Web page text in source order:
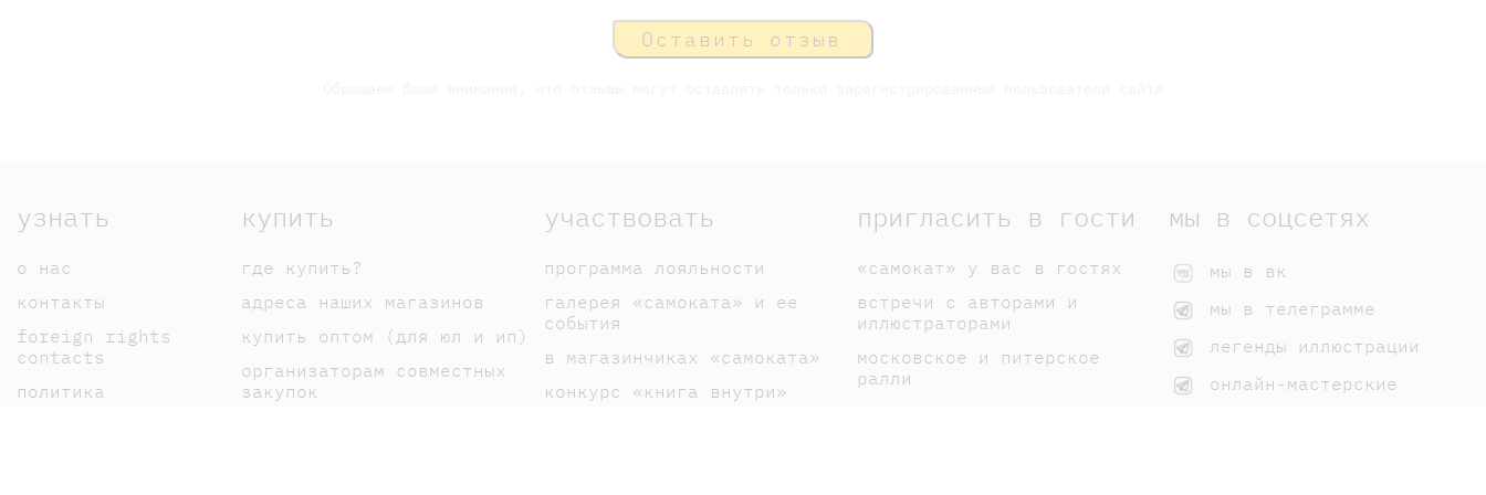
Оставить отзыв
узнать
о нас
контакты
foreign rights
contacts
политика
купить
где купить?
адреса наших магазинов
купить оптом (для юл и ип)
организаторам совместных
закупок
участвовать
программа лояльности
галерея «самоката» и ее
события
в магазинчиках «самоката»
конкурс «книга внутри»
пригласить в гости
«самокат» у вас в гостях
встречи с авторами и
иллюстраторами
московское и питерское
ралли
мы в соцсетях
мы в вк
мы в телеграмме
легенды иллюстрации
онлайн-мастерские